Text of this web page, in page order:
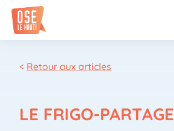
< Retour aux articles
LE FRIGO-PARTAGE